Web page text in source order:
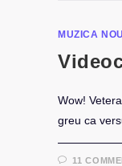
MUZICA
Wow!
greu ca
11